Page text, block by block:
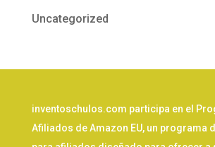
Uncategorized
inventoschulos.com participa en el
Afiliados de Amazon EU, un programa